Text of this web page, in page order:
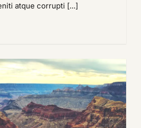
atque corrupti [...]